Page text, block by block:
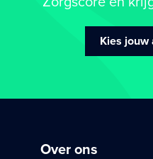
Kies jouw
Over ons